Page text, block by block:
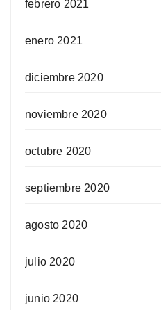
febrero 2021
enero 2021
diciembre 2020
noviembre 2020
octubre 2020
septiembre 2020
agosto 2020
julio 2020
junio 2020